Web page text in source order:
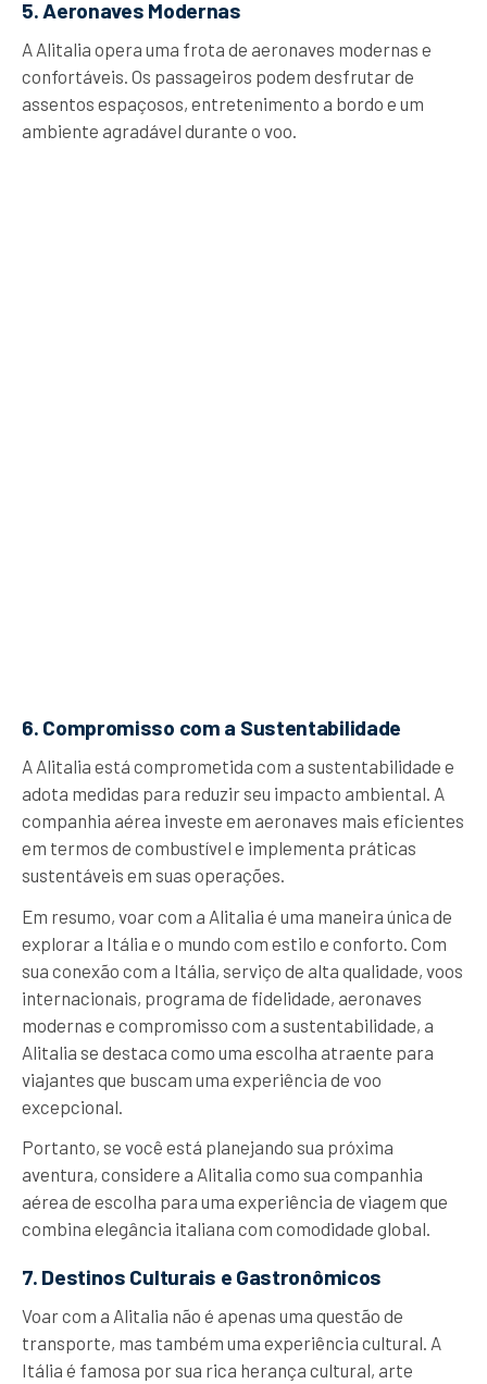
5. Aeronaves Modernas
A Alitalia opera uma frota de aeronaves modernas e
confortáveis. Os passageiros podem desfrutar de
assentos espaçosos, entretenimento a bordo e um
ambiente agradável durante o voo.
6. Compromisso com a Sustentabilidade
A Alitalia está comprometida com a sustentabilidade e
adota medidas para reduzir seu impacto ambiental. A
companhia aérea investe em aeronaves mais eficientes
em termos de combustível e implementa práticas
sustentáveis em suas operações.
Em resumo, voar com a Alitalia é uma maneira única de
explorar a Itália e o mundo com estilo e conforto. Com
sua conexão com a Itália, serviço de alta qualidade, voos
internacionais, programa de fidelidade, aeronaves
modernas e compromisso com a sustentabilidade, a
Alitalia se destaca como uma escolha atraente para
viajantes que buscam uma experiência de voo
excepcional.
Portanto, se você está planejando sua próxima
aventura, considere a Alitalia como sua companhia
aérea de escolha para uma experiência de viagem que
combina elegância italiana com comodidade global.
7. Destinos Culturais e Gastronômicos
Voar com a Alitalia não é apenas uma questão de
transporte, mas também uma experiência cultural. A
Itália é famosa por sua rica herança cultural, arte